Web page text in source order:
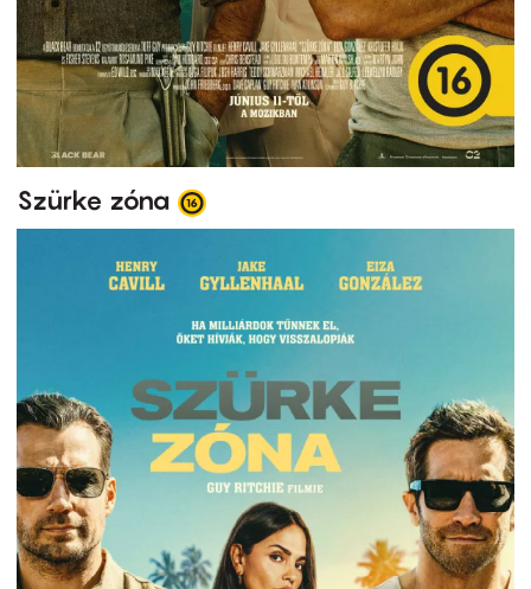
Szürke zóna